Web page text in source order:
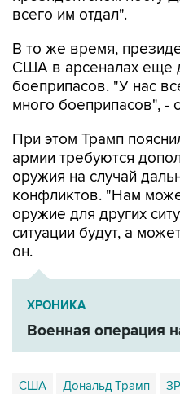
В то же время,
боеприпасов. "У нас
много боеприпасов", -
При этом Трамп
оружия на случай
конфликтов. "Нам
оружие для других
ситуации будут, а
он.
ХРОНИКА
Военная операция
США Дональд Трамп